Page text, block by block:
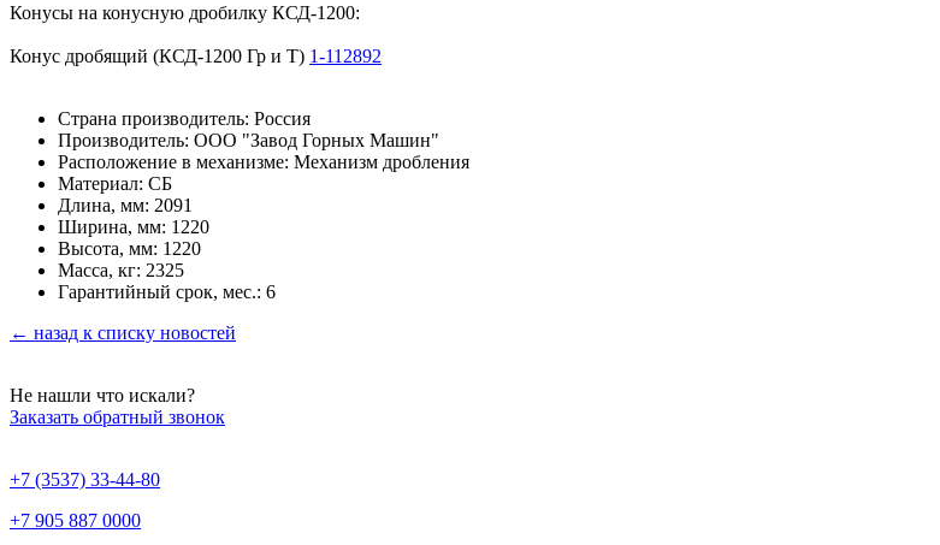
Конусы на конусную дробилку КСД-1200:
Конус дробящий (КСД-1200 Гр и Т) 1-112892
Страна производитель: Россия
Производитель: ООО "Завод Горных Машин"
Расположение в механизме: Механизм дробления
Материал: СБ
Длина, мм: 2091
Ширина, мм: 1220
Высота, мм: 1220
Масса, кг: 2325
Гарантийный срок, мес.: 6
← назад к списку новостей
Не нашли что искали?
Заказать обратный звонок
+7 (3537) 33-44-80
+7 905 887 0000